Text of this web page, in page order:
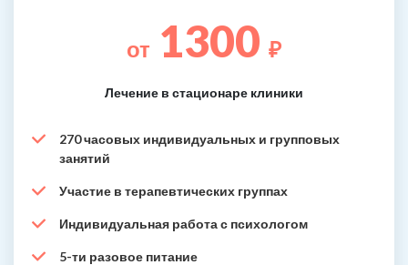
от 1300 ₽
Лечение в стационаре клиники
270 часовых индивидуальных и групповых
занятий
Участие в терапевтических группах
Индивидуальная работа с психологом
5-ти разовое питание